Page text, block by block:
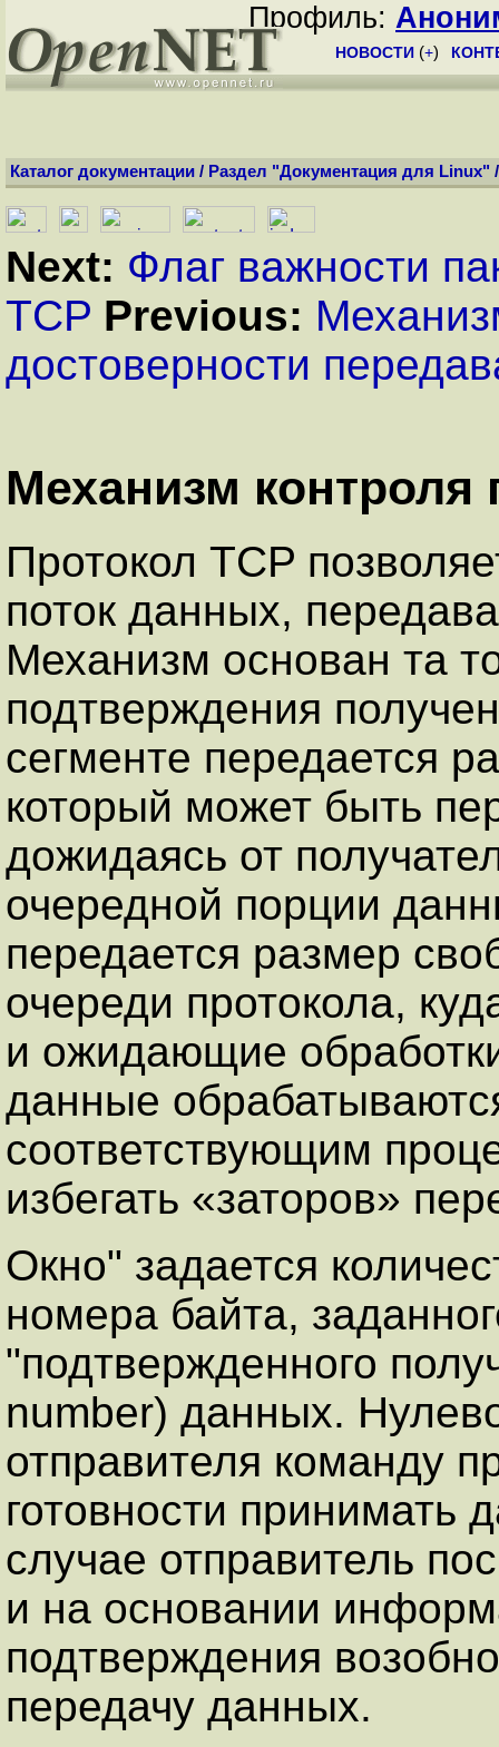
Профиль:
НОВОСТИ (+)
Каталог документации / Раздел "Документация для Linux"
Next: Флаг важности
TCP Previous:
достоверности
Механизм контроля
Протокол TCP
поток данных,
Механизм основан та
подтверждения
сегменте передается
который может быть
дожидаясь от
очередной порции
передается размер
очереди протокола,
и ожидающие
данные
соответствующим
избегать «заторов»
Окно" задается
номера байта,
"подтвержденного
number) данных.
отправителя команду
готовности принимать
случае отправитель
и на основании
подтверждения
передачу данных.